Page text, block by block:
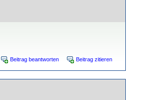
Beitrag beantworten Beitrag zitieren